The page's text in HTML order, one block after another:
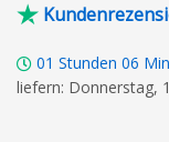
01 Stunden 06
liefern: Donnerstag,